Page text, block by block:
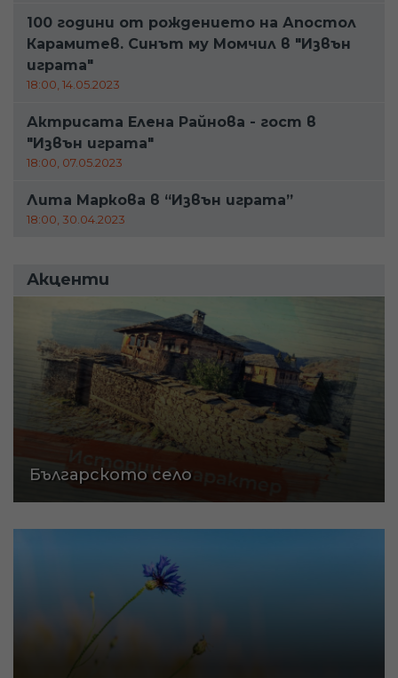
100 години от рождението на Апостол
Карамитев. Синът му Момчил в "Извън
играта"
18:00, 14.05.2023
Актрисата Елена Райнова - гост в
"Извън играта"
18:00, 07.05.2023
Лита Маркова в “Извън играта”
18:00, 30.04.2023
Акценти
Българското село